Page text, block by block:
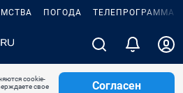
ПОГОДА ТЕЛЕПРОГРАММА
cookie-
свое
Согласен